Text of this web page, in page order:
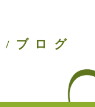
/ ブログ